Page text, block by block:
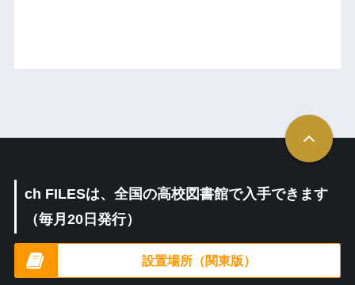
ch FILESは、全国の高校図書館で入手できます
（毎月20日発行）
設置場所（関東版）